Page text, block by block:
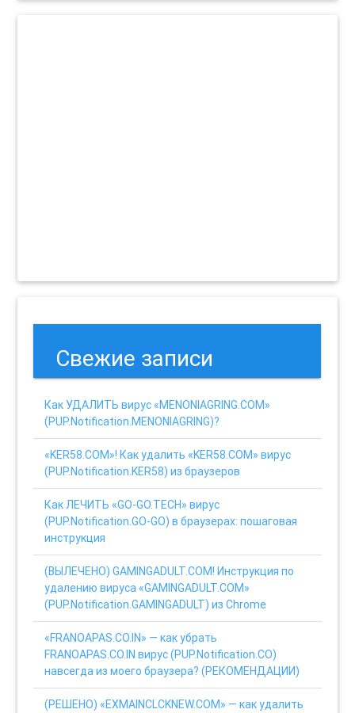
Свежие записи
Как УДАЛИТЬ вирус «MENONIAGRING.COM»
(PUP.Notification.MENONIAGRING)?
«KER58.COM»! Как удалить «KER58.COM» вирус
(PUP.Notification.KER58) из браузеров
Как ЛЕЧИТЬ «GO-GO.TECH» вирус
(PUP.Notification.GO-GO) в браузерах: пошаговая
инструкция
(ВЫЛЕЧЕНО) GAMINGADULT.COM! Инструкция по
удалению вируса «GAMINGADULT.COM»
(PUP.Notification.GAMINGADULT) из Chrome
«FRANOAPAS.CO.IN» — как убрать
FRANOAPAS.CO.IN вирус (PUP.Notification.CO)
навсегда из моего браузера? (РЕКОМЕНДАЦИИ)
(РЕШЕНО) «EXMAINCLCKNEW.COM» — как удалить